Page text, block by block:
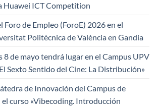
Huawei ICT Competition
Foro de Empleo (ForoE) 2026 en el
Politècnica de València en Gandia
8 de mayo tendrá lugar en el Campus UPV
Sexto Sentido del Cine: La Distribución»
de Innovación del Campus de
curso «Vibecoding. Introducción